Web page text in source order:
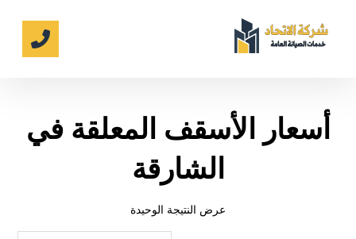
أسعار الأسقف المعلقة في
الشارقة
عرض النتيجة الوحيدة